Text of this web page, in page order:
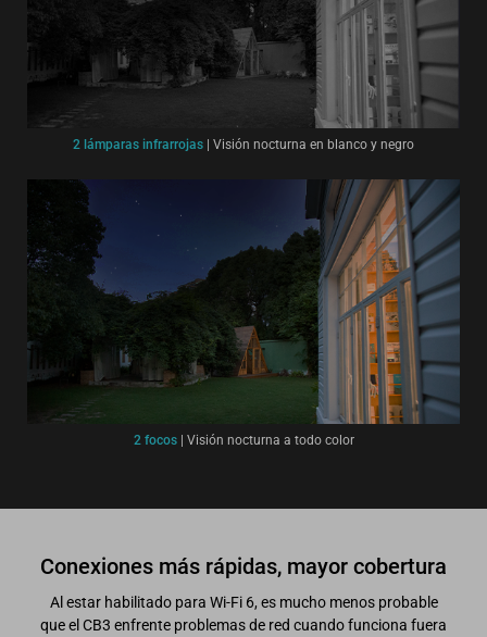
2 lámparas infrarrojas Visión nocturna en blanco y negro
2 focos| Visión nocturna a todo color
Conexiones más rápidas, mayor cobertura
Al estar habilitado para Wi-Fi 6, es mucho menos probable
que el CB3 enfrente problemas de red cuando funciona fuera